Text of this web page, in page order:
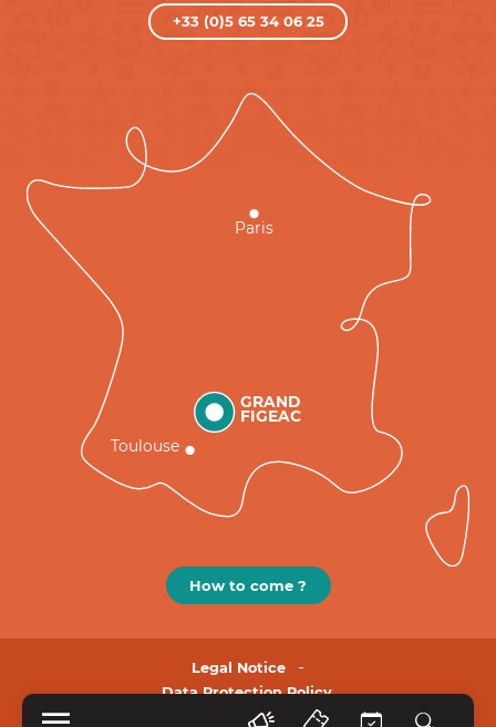
+33 (0)5 65 34 06 25
GRAND
FIGEAC
Toulouse
Paris
How to come ?
Legal Notice
Data Protection Policy.